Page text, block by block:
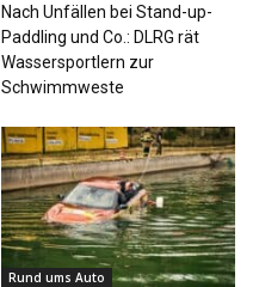
Nach Unfällen bei Stand-up-
Paddling und Co.: DLRG rät
Wassersportlern zur
Schwimmweste
Rund ums Auto